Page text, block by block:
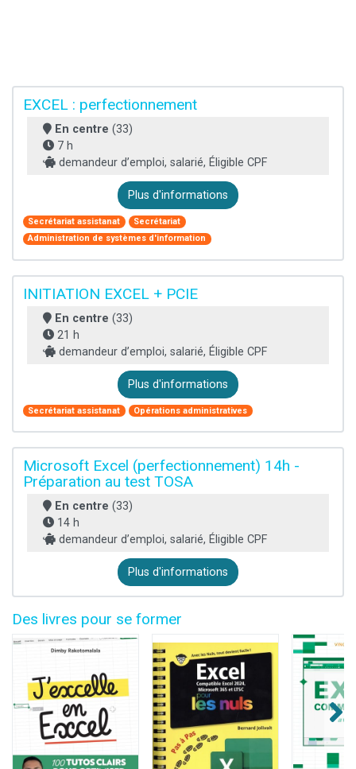
EXCEL : perfectionnement
En centre (33)
7 h
demandeur d’emploi, salarié, Éligible CPF
Plus d'informations
Secrétariat assistanat
Secrétariat
Administration de systèmes d'information
INITIATION EXCEL + PCIE
En centre (33)
21 h
demandeur d’emploi, salarié, Éligible CPF
Plus d'informations
Secrétariat assistanat Opérations administratives
Microsoft Excel (perfectionnement) 14h -
Préparation au test TOSA
En centre (33)
14 h
demandeur d’emploi, salarié, Éligible CPF
Plus d'informations
Des livres pour se former